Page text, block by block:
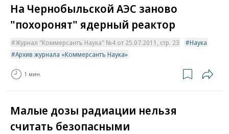
На Чернобыльской АЭС заново
"похоронят" ядерный реактор
Журнал "Коммерсантъ Наука" №4 от 25.07.2011, стр. 23
Наука
Архив журнала «Коммерсантъ Наука»
1 мин.
Малые дозы радиации нельзя
считать безопасными